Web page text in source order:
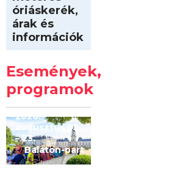
óriáskerék,
árak és
információk
Események,
programok
Kilóméterek
2026
2026.
augusztus 22
– 23.
Balaton-part